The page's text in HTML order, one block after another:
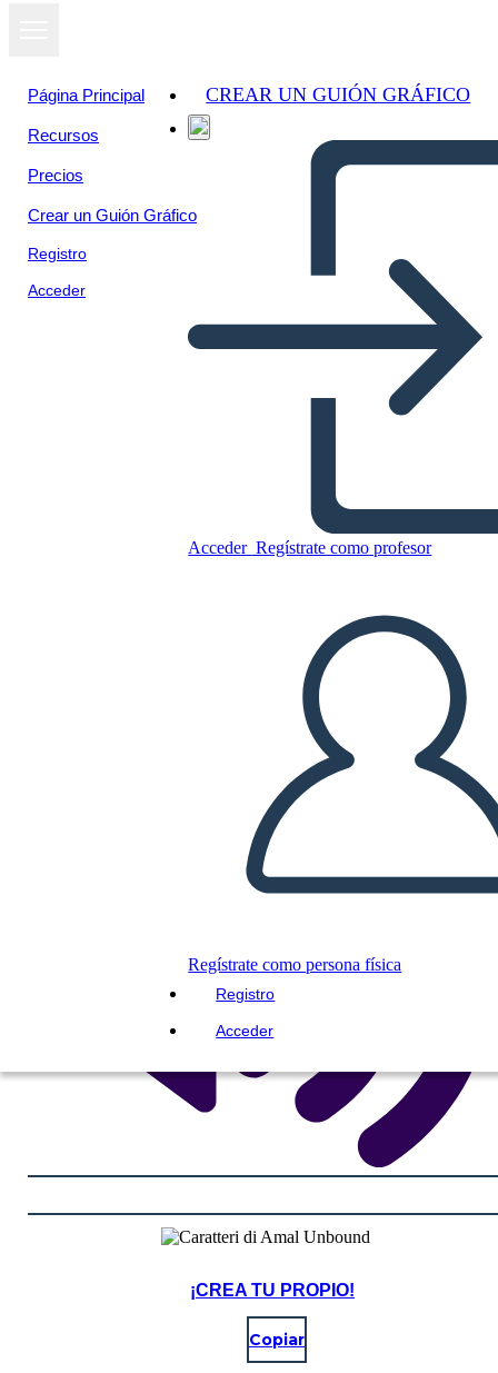
Página Principal
Recursos
Precios
Crear un Guión Gráfico
Registro
Acceder
CREAR UN GUIÓN GRÁFICO
Acceder Regístrate como profesor
Regístrate como persona física
Registro
Acceder
Caratteri di Amal Unbound
CREAR UN GUIÓN GRÁFICO
JUEGO DE DIAPOSITIVAS
LEERME
¡CREA TU PROPIO!
Copiar